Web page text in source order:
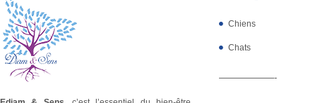
Chiens
Chats
——————-